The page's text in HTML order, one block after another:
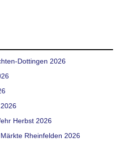
Dottingen 2026
Herbst 2026
Rheinfelden 2026